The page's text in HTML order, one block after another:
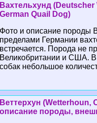
Вахтельхунд (Deutscher
German Quail Dog)
Фото и описание породы
пределами Германии
встречается. Порода не
Великобритании и США. В
собак небольшое
Веттерхун (Wetterhoun,
описание породы,